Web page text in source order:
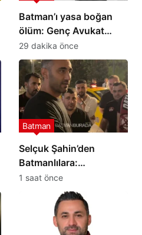
Batman’ı yasa boğan
ölüm: Genç Avukat
Emrah Yeni hayatını
kaybetti
29 dakika önce
Selçuk Şahin’den
Batmanlılara:
Desteğinize ihtiyacımız
Batman
1 saat önce